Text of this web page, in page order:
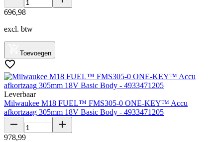
696,98
excl. btw
Toevoegen
Leverbaar
Milwaukee M18 FUEL™ FMS305-0 ONE-KEY™ Accu
afkortzaag 305mm 18V Basic Body - 4933471205
978,99